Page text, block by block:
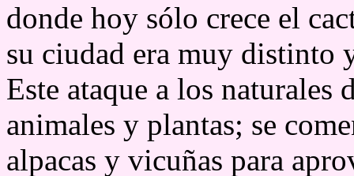
donde hoy sólo crece el
su ciudad era muy distinto
Este ataque a los naturales
animales y plantas; se
alpacas y vicuñas para